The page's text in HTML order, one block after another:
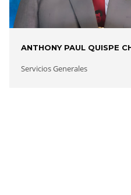
ANTHONY PAUL QUISPE
Servicios Generales